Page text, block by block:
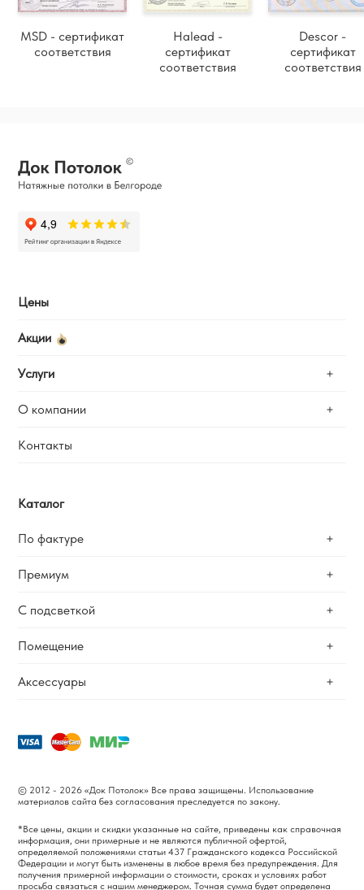
MSD - сертификат
соответствия
Halead -
сертификат
соответствия
Descor -
сертификат
соответствия
Цены
Акции
Услуги
Замер
О компании
Отзывы
Гарантии
Вакансии
Блог
Контакты
Каталог
По фактуре
Матовые
Сатиновые
Фактурные
Фотопечать
Премиум
Теневые
С перегородкой
Резные
С подсветкой
Контурные
Через полотно
Звездное небо
Помещение
В ванную
На кухню
В спальню
В квартиру
В дом
В офис
Аксессуары
Светильники
Карнизы
© 2012 - 2026 «Док Потолок» Все права защищены. Использование
материалов сайта без согласования преследуется по закону.
*Все цены, акции и скидки указанные на сайте, приведены как справочная
информация, они примерные и не являются публичной офертой,
определяемой положениями статьи 437 Гражданского кодекса Российской
Федерации и могут быть изменены в любое время без предупреждения. Для
получения примерной информации о стоимости, сроках и условиях работ
просьба связаться с нашим менеджером. Точная сумма будет определена